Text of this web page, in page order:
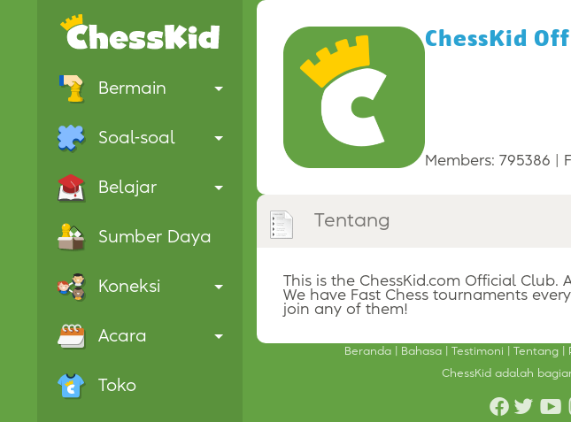
Bermain
Soal-soal
Belajar
Sumber Daya
Koneksi
Acara
Toko
ChessKid
Members: 795386
Tentang
This is the ChessKid.com Official
We have Fast Chess tournaments
join any of them!
Beranda Bahasa Testimoni Tentang
ChessKid adalah